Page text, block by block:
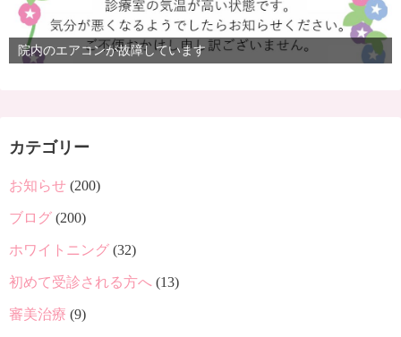
院内のエアコンが故障しています
カテゴリー
お知らせ (200)
ブログ (200)
ホワイトニング (32)
初めて受診される方へ (13)
審美治療 (9)